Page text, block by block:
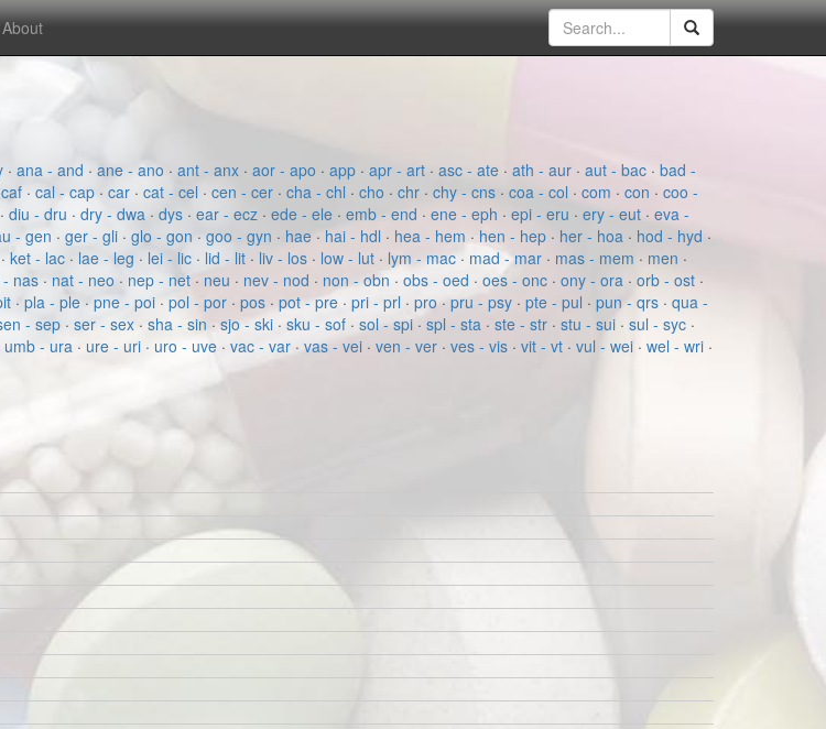
About
· ana - and · ane - ano · ant - anx · aor - apo · app · apr - art · asc - ate · ath - aur · aut - bac · bad -
· cal - cap · car · cat - cel · cen - cer · cha - chl · cho · chr · chy - cns · coa - col · com · con · coo -
· diu - dru · dry - dwa · dys · ear - ecz · ede - ele · emb - end · ene - eph · epi - eru · ery - eut · eva -
- gen · ger - gli · glo - gon · goo - gyn · hae · hai - hdl · hea - hem · hen - hep · her - hoa · hod - hyd ·
· ket - lac · lae - leg · lei - lic · lid - lit · liv - los · low - lut · lym - mac · mad - mar · mas - mem · men ·
nas · nat - neo · nep - net · neu · nev - nod · non - obn · obs - oed · oes - onc · ony - ora · orb - ost ·
· pla - ple · pne - poi · pol - por · pos · pot - pre · pri - prl · pro · pru - psy · pte - pul · pun - qrs · qua -
- sep · ser - sex · sha - sin · sjo - ski · sku - sof · sol - spi · spl - sta · ste - str · stu - sui · sul - syc ·
umb - ura · ure - uri · uro - uve · vac - var · vas - vei · ven - ver · ves - vis · vit - vt · vul - wei · wel - wri ·